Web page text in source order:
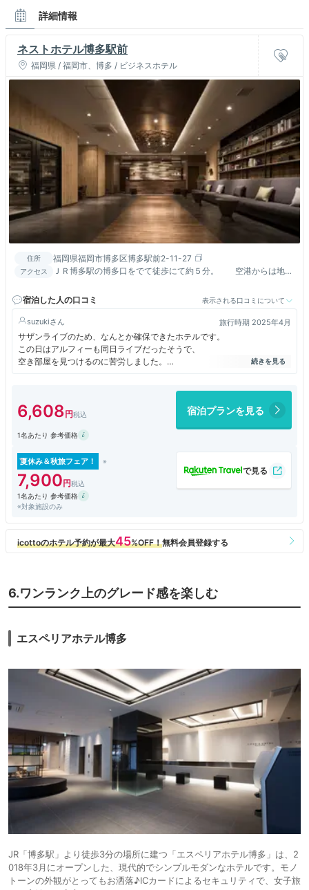
詳細情報
ネストホテル博多駅前
福岡県 / 福岡市、博多 / ビジネスホテル
住所 福岡県福岡市博多区博多駅前2-11-27
アクセス
ＪＲ博多駅の博多口をでて徒歩にて約５分。 空港からは地下
宿泊した人の口コミ
表示される口コミについて
suzuki 旅行時期 2025年4月
サザンライブのため、なんとか確保できたホテルです。
この日はアルフィーも同日ライブだったそうで、
空き部屋を見つけるのに苦労しました。
当然宿泊代も高騰して、朝食付きで45000でした。
日本語は流ちょうで問題ないです。
部屋とエレベータはカードキー使用です。
ツインルームですが、ベッドはくっついて設置してありました。
鏡がないので奥様は不便だったそうです。
朝食はビュッフェで、洋食が多めとカレーが数種類ありました。
6,608 宿泊プランを見る
1名あたり 参考価格
夏休み＆秋旅フェア！
7,900
1名あたり 参考価格
※対象施設のみ
6.ワンランク上のグレード感を楽しむ
エスペリアホテル博多
JR「博多駅」より徒歩3分の場所に建つ「エスペリアホテル博多」は、2
018年3月にオープンした、現代的でシンプルモダンなホテルです。モノ
トーンの外観がとってもお洒落♪ICカードによるセキュリティで、女子旅